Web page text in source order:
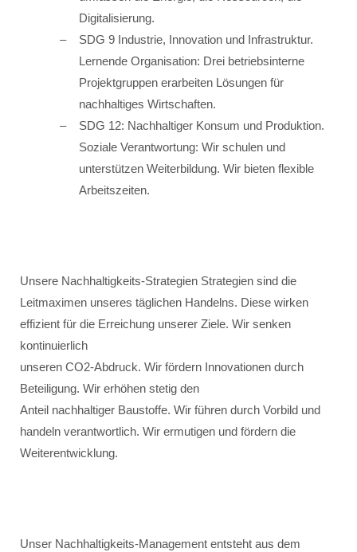
Digitalisierung.
SDG 9 Industrie, Innovation und Infrastruktur.
Lernende Organisation: Drei betriebsinterne
Projektgruppen erarbeiten Lösungen für
nachhaltiges Wirtschaften.
SDG 12: Nachhaltiger Konsum und Produktion.
Soziale Verantwortung: Wir schulen und
unterstützen Weiterbildung. Wir bieten flexible
Arbeitszeiten.
Unsere Nachhaltigkeits-Strategien Strategien sind die
Leitmaximen unseres täglichen Handelns. Diese wirken
effizient für die Erreichung unserer Ziele. Wir senken
kontinuierlich
unseren CO2-Abdruck. Wir fördern Innovationen durch
Beteiligung. Wir erhöhen stetig den
Anteil nachhaltiger Baustoffe. Wir führen durch Vorbild und
handeln verantwortlich. Wir ermutigen und fördern die
Weiterentwicklung.
Unser Nachhaltigkeits-Management entsteht aus dem